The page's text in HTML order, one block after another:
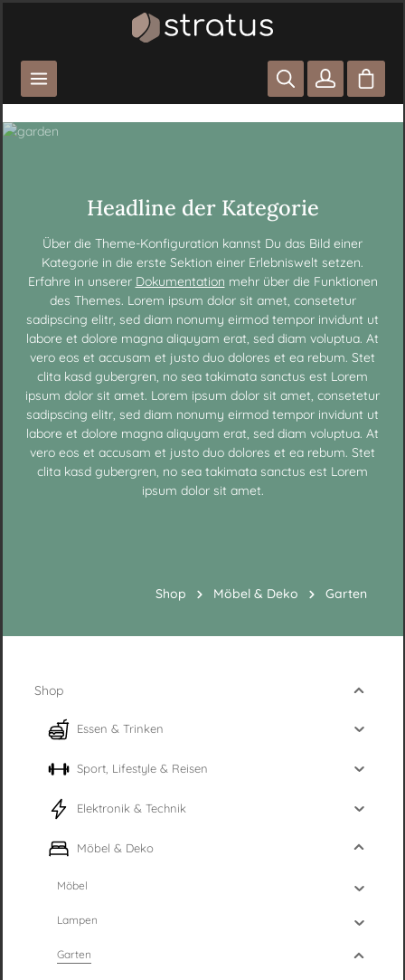
Zum Hauptinhalt springen
Headline der Kategorie
Über die Theme-Konfiguration kannst Du das Bild einer
Kategorie in die erste Sektion einer Erlebniswelt setzen.
Erfahre in unserer Dokumentation mehr über die Funktionen
des Themes. Lorem ipsum dolor sit amet, consetetur
sadipscing elitr, sed diam nonumy eirmod tempor invidunt ut
labore et dolore magna aliquyam erat, sed diam voluptua. At
vero eos et accusam et justo duo dolores et ea rebum. Stet
clita kasd gubergren, no sea takimata sanctus est Lorem
ipsum dolor sit amet. Lorem ipsum dolor sit amet, consetetur
sadipscing elitr, sed diam nonumy eirmod tempor invidunt ut
labore et dolore magna aliquyam erat, sed diam voluptua. At
vero eos et accusam et justo duo dolores et ea rebum. Stet
clita kasd gubergren, no sea takimata sanctus est Lorem
ipsum dolor sit amet.
Shop Möbel & Deko Garten
Shop
Essen & Trinken
Sport, Lifestyle & Reisen
Elektronik & Technik
Möbel & Deko
Möbel
Lampen
Garten